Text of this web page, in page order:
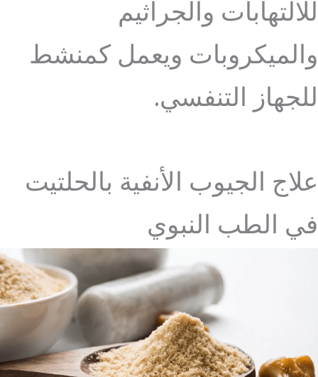
للالتهابات والجراثيم
والميكروبات ويعمل كمنشط
للجهاز التنفسي.
علاج الجيوب الأنفية بالحلتيت
في الطب النبوي